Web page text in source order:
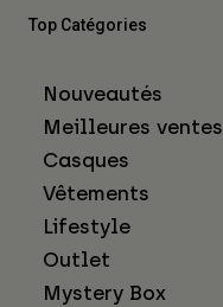
Top Catégories
Nouveautés
Meilleures ventes
Casques
Vêtements
Lifestyle
Outlet
Mystery Box